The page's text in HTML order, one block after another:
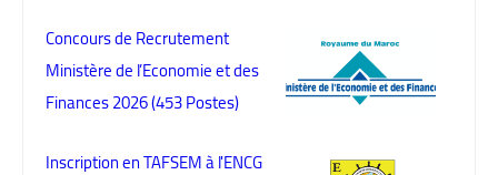
Concours de Recrutement
Ministère de l’Economie et des
Finances 2026 (453 Postes)
Inscription en TAFSEM à l'ENCG